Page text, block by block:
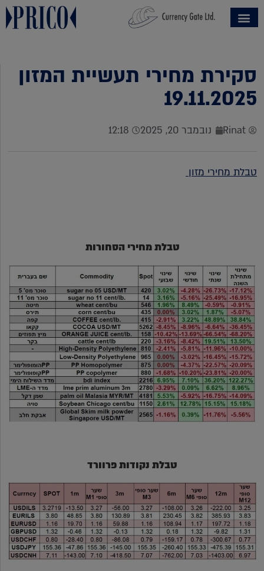
סקירת מחירי תעשיית המזון
19.11.2025
Rinat נובמבר 20, 2025 12:18
טבלת מחירי מזון
טבלת מחירי הסחורות
טבלת נקודות פרוורד